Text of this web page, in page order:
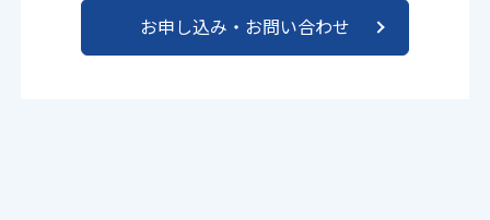
お申し込み・お問い合わせ